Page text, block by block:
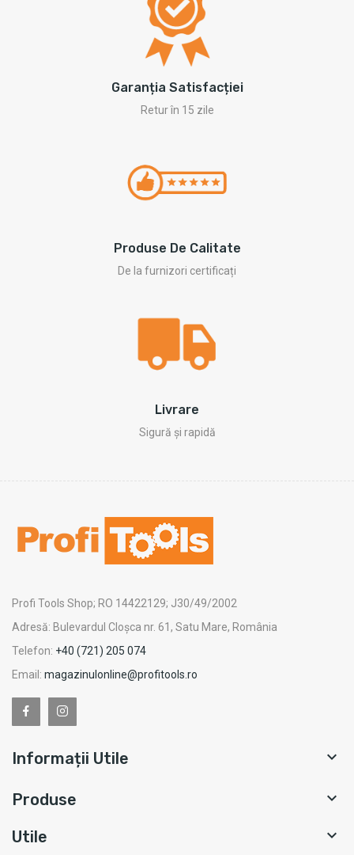
Garanția Satisfacției
Retur în 15 zile
Produse De Calitate
De la furnizori certificați
Livrare
Sigură și rapidă
Profi Tools Shop; RO 14422129; J30/49/2002
Adresă: Bulevardul Cloșca nr. 61, Satu Mare, România
Telefon: +40 (721) 205 074
Email: magazinulonline@profitools.ro
Informații Utile 
Produse 
Utile 